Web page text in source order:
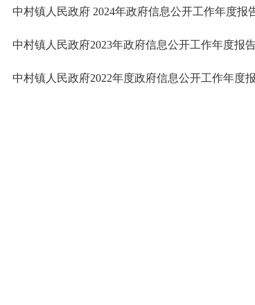
中村镇人民政府 2024年政府信息公开工作年度报
中村镇人民政府2023年政府信息公开工作年度报
中村镇人民政府2022年度政府信息公开工作年度